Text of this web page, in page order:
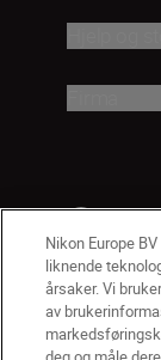
Nikon Europe
liknende
årsaker. Vi
av